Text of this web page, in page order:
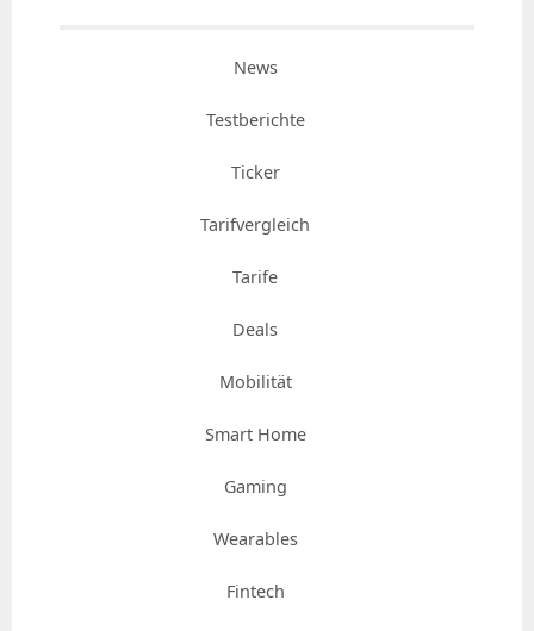
News
Testberichte
Ticker
Tarifvergleich
Tarife
Deals
Mobilität
Smart Home
Gaming
Wearables
Fintech